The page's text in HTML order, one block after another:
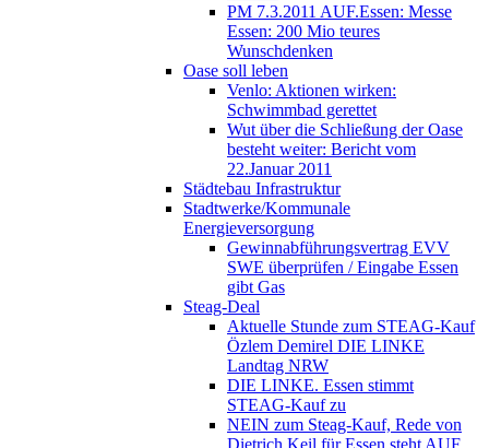
PM 7.3.2011 AUF.Essen: Messe
Essen: 200 Mio teures
Wunschdenken
Oase soll leben
Venlo: Aktionen wirken:
Schwimmbad gerettet
Wut über die Schließung der Oase
besteht weiter: Bericht vom
22.Januar 2011
Städtebau Infrastruktur
Stadtwerke/Kommunale
Energieversorgung
Gewinnabführungsvertrag EVV
SWE überprüfen / Eingabe Essen
gibt Gas
Steag-Deal
Aktuelle Stunde zum STEAG-Kauf
Özlem Demirel DIE LINKE
Landtag NRW
DIE LINKE. Essen stimmt
STEAG-Kauf zu
NEIN zum Steag-Kauf, Rede von
Dietrich Keil für Essen steht AUF